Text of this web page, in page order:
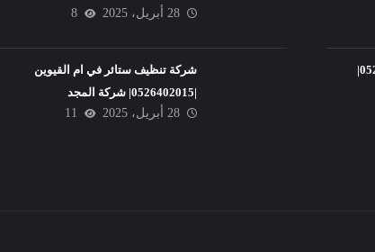
شركة تنظيف كنب دبي |0526402015|
28 أبريل، 2025
8
شركة تنظيف ستائر في ام القيوين
|0526402015| شركة المجد
28 أبريل، 2025
11